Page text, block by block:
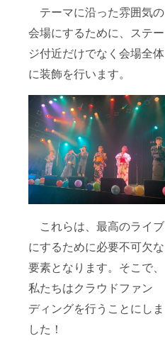
テーマに沿った雰囲気の
会場にするために、ステー
ジ付近だけでなく会場全体
に装飾を行います。
これらは、最高のライブ
にするために必要不可欠な
要素となります。そこで、
私たちはクラウドファン
ディングを行うことにしま
した！